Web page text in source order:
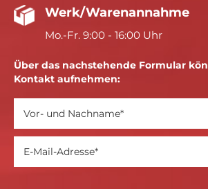
Werk/Warenannahme
Mo.-Fr. 9:00 - 16:00 Uhr
Über das nachstehende Formular
Kontakt aufnehmen: